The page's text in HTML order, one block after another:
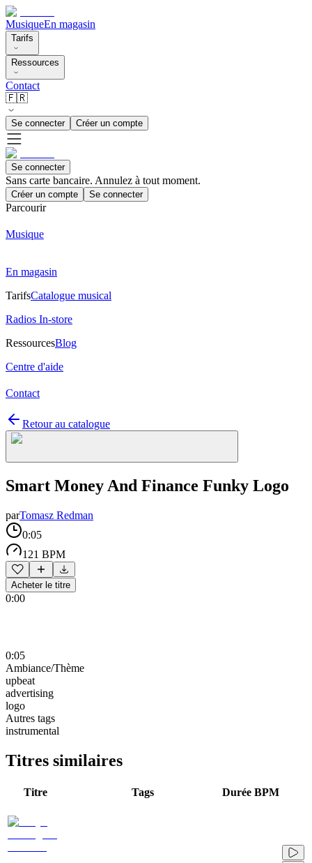
MusiqueEn magasin
Tarifs
Ressources
Contact
🇫🇷
Se connecter Créer un compte
Se connecter
Sans carte bancaire. Annulez à tout moment.
Créer un compte Se connecter
Parcourir
Musique
En magasin
TarifsCatalogue musical
Radios In-store
RessourcesBlog
Centre d'aide
Contact
Retour au catalogue
Smart Money And Finance Funky Logo
parTomasz Redman
0:05
121 BPM
Acheter le titre
0:00
0:05
Ambiance/Thème
upbeat
advertising
logo
Autres tags
instrumental
Titres similaires
Titre Tags Durée BPM